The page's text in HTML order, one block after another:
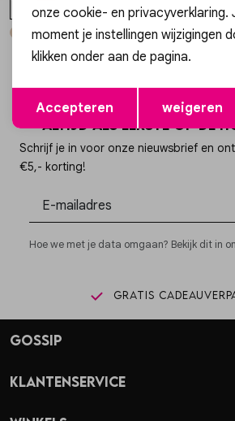
ONE SIZE
Altijd als eerste op de
Schrijf je in voor onze nieuwsbrief en
€5,- korting!
Hoe we met je data omgaan? Bekijk dit in
Gratis
Gossip
Klantenservice
onze cookie- en privacyverklaring.
moment je instellingen wijzigingen
klikken onder aan de pagina.
Accepteren weigeren